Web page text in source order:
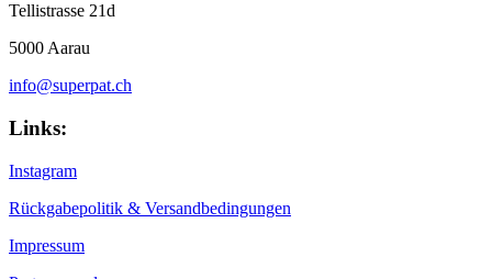
Tellistrasse 21d
5000 Aarau
info@superpat.ch
Links:
Instagram
Rückgabepolitik & Versandbedingungen
Impressum